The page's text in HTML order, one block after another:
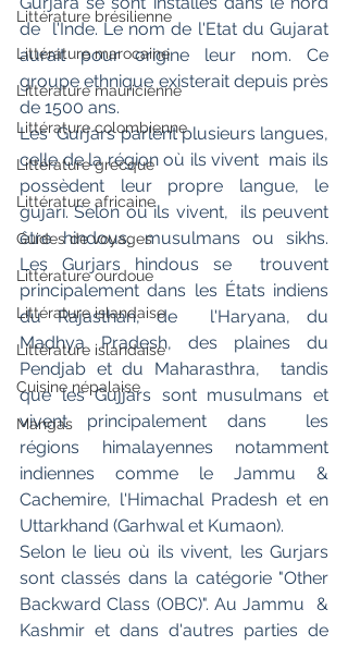
Littérature brésilienne
Littérature marocaine
Littérature mauricienne
Littérature colombienne
Littérature grecque
Littérature africaine
Guides de voyages
Littérature ourdoue
Littérature islandaise
Littérature islandaise
Cuisine népalaise
Mangas
de  l'Inde. Le nom de l'Etat du Gujarat
aurait pour origine leur nom. Ce
groupe ethnique existerait depuis près
de 1500 ans.
Les  Gurjars parlent plusieurs langues,
celle de la région où ils vivent  mais ils
possèdent leur propre langue, le
gujari. Selon où ils vivent,  ils peuvent
être hindous, musulmans ou sikhs.
Les Gurjars hindous se  trouvent
principalement dans les États indiens
du Rajasthan, de  l'Haryana, du
Madhya Pradesh, des plaines du
Pendjab et du Maharasthra,  tandis
que les Gujjars sont musulmans et
vivent principalement dans  les
régions himalayennes notamment
indiennes comme le Jammu &
Cachemire, l'Himachal Pradesh et en
Uttarkhand (Garhwal et Kumaon).
Selon le lieu où ils vivent, les Gurjars
sont classés dans la catégorie "Other
Backward Class (OBC)". Au Jammu  &
Kashmir et dans d'autres parties de